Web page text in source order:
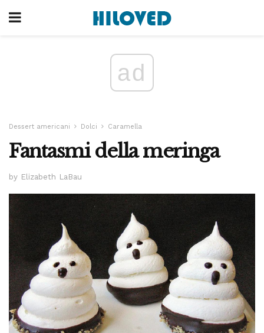
ad
Dessert americani Dolci Caramella
Fantasmi della meringa
by Elizabeth LaBau